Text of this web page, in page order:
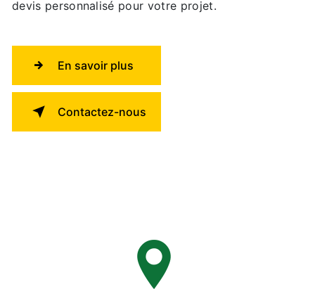
devis personnalisé pour votre projet.
En savoir plus
Contactez-nous